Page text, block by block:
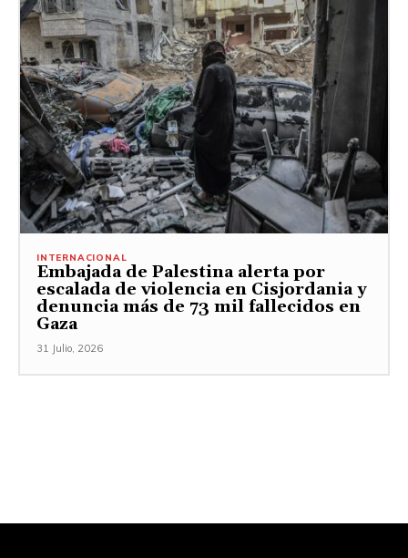
INTERNACIONAL
Embajada de Palestina alerta por
escalada de violencia en Cisjordania y
denuncia más de 73 mil fallecidos en
Gaza
31 Julio, 2026